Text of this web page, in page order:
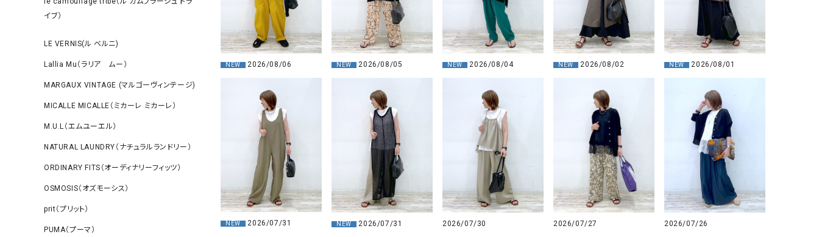
イブ）
LE VERNIS(ル ベルニ)
Lallia Mu（ラリア ムー）
MARGAUX VINTAGE (マルゴーヴィンテージ)
MICALLE MICALLE（ミカーレ ミカーレ）
M.U.L（エムユーエル）
NATURAL LAUNDRY（ナチュラルランドリー）
ORDINARY FITS（オーディナリーフィッツ）
OSMOSIS（オズモーシス）
prit（プリット）
PUMA（プーマ）
NEW 2026/08/06 NEW 2026/08/05 NEW 2026/08/04 NEW 2026/08/02 NEW 2026/08/01
NEW 2026/07/31 NEW 2026/07/31 2026/07/30 2026/07/27 2026/07/26